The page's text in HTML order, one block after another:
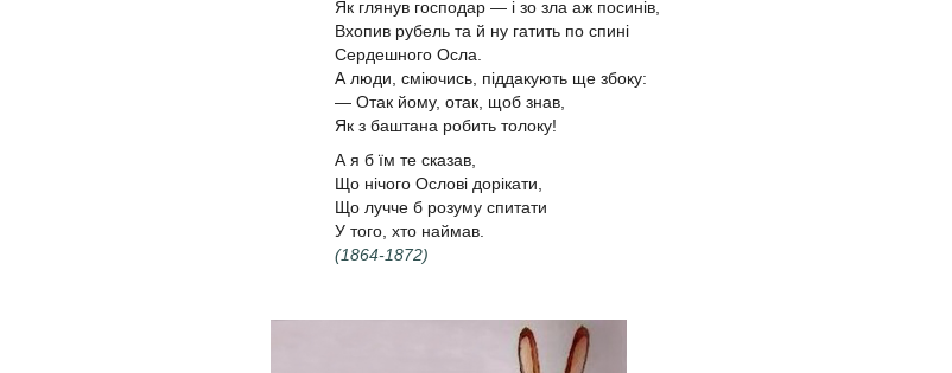
Як глянув господар — і зо зла аж посинів,
Вхопив рубель та й ну гатить по спині
Сердешного Осла.
А люди, сміючись, піддакують ще збоку:
— Отак йому, отак, щоб знав,
Як з баштана робить толоку!
А я б їм те сказав,
Що нічого Ослові дорікати,
Що лучче б розуму спитати
У того, хто наймав.
(1864-1872)